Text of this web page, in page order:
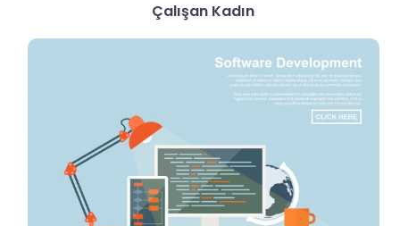
Çalışan Kadın